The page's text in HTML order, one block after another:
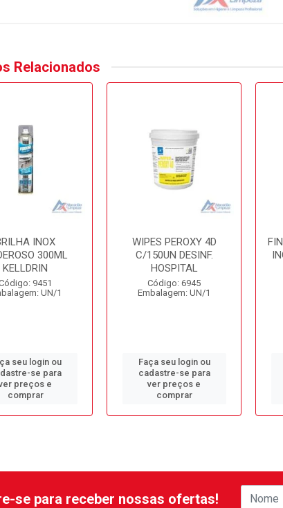
Relacionados
INOX
300ML
KELLDRIN
9451
UN/1
seu login ou
se para
preços e
comprar
WIPES PEROXY 4D
C/150UN DESINF.
HOSPITAL
Código: 6945
Embalagem: UN/1
Faça seu login ou
cadastre-se para
ver preços e
comprar
se para receber nossas ofertas!